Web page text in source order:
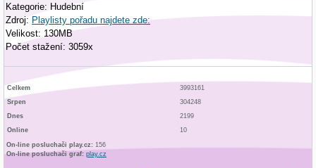
Kategorie: Hudební
Zdroj: Playlisty pořadu najdete zde:
Velikost: 130MB
Počet stažení: 3059x
Celkem
3993161
Srpen
304248
Dnes
2199
Online
10
On-line posluchači play.cz: 156
On-line posluchači graf: play.cz